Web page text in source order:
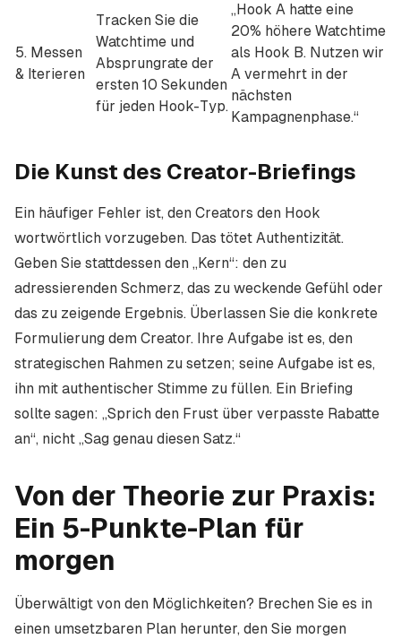
5. Messen
& Iterieren
Tracken Sie die
Watchtime und
Absprungrate der
ersten 10 Sekunden
für jeden Hook-Typ.
„Hook A hatte eine
20% höhere Watchtime
als Hook B. Nutzen wir
A vermehrt in der
nächsten
Kampagnenphase.“
Die Kunst des Creator-Briefings
Ein häufiger Fehler ist, den Creators den Hook
wortwörtlich vorzugeben. Das tötet Authentizität.
Geben Sie stattdessen den „Kern“: den zu
adressierenden Schmerz, das zu weckende Gefühl oder
das zu zeigende Ergebnis. Überlassen Sie die konkrete
Formulierung dem Creator. Ihre Aufgabe ist es, den
strategischen Rahmen zu setzen; seine Aufgabe ist es,
ihn mit authentischer Stimme zu füllen. Ein Briefing
sollte sagen: „Sprich den Frust über verpasste Rabatte
an“, nicht „Sag genau diesen Satz.“
Von der Theorie zur Praxis:
Ein 5-Punkte-Plan für
morgen
Überwältigt von den Möglichkeiten? Brechen Sie es in
einen umsetzbaren Plan herunter, den Sie morgen